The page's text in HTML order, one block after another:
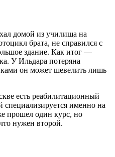
домой из училища на
брата, не справился с
здание. Как итог —
У Ильдара потеряна
он может шевелить лишь
есть реабилитационный
именно на
прошел один курс, но
нужен второй.